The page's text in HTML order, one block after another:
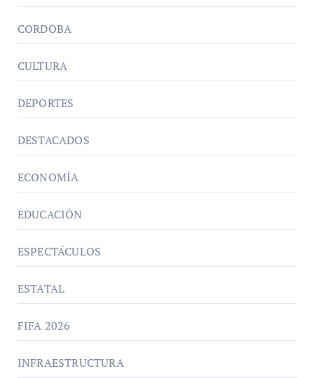
CORDOBA
CULTURA
DEPORTES
DESTACADOS
ECONOMÍA
EDUCACIÓN
ESPECTÁCULOS
ESTATAL
FIFA 2026
INFRAESTRUCTURA